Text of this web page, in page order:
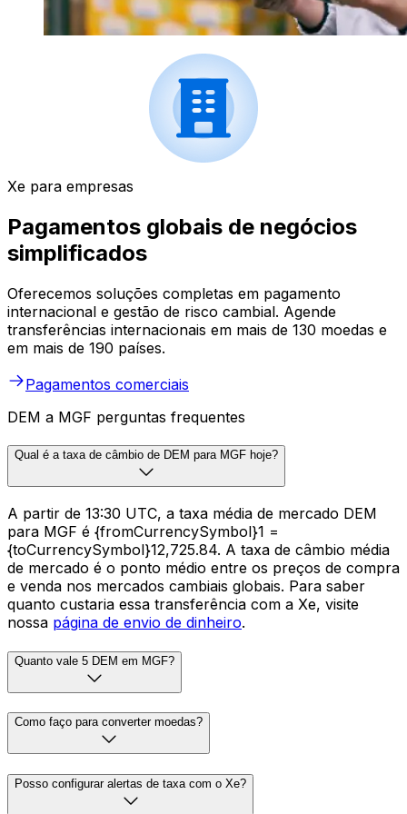
Xe para empresas
Pagamentos globais de negócios
simplificados
Oferecemos soluções completas em pagamento
internacional e gestão de risco cambial. Agende
transferências internacionais em mais de 130 moedas e
em mais de 190 países.
Pagamentos comerciais
DEM a MGF perguntas frequentes
Qual é a taxa de câmbio de DEM para MGF hoje?
A partir de 13:30 UTC, a taxa média de mercado DEM
para MGF é {fromCurrencySymbol}1 =
{toCurrencySymbol}12,725.84. A taxa de câmbio média
de mercado é o ponto médio entre os preços de compra
e venda nos mercados cambiais globais. Para saber
quanto custaria essa transferência com a Xe, visite
nossa página de envio de dinheiro.
Quanto vale 5 DEM em MGF?
Como faço para converter moedas?
Posso configurar alertas de taxa com o Xe?